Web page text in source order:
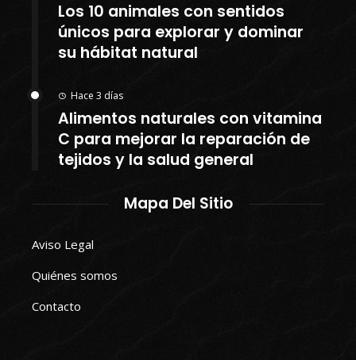
Los 10 animales con sentidos
únicos para explorar y dominar
su hábitat natural
Hace 3 días
Alimentos naturales con vitamina
C para mejorar la reparación de
tejidos y la salud general
Mapa Del Sitio
Aviso Legal
Quiénes somos
Contacto